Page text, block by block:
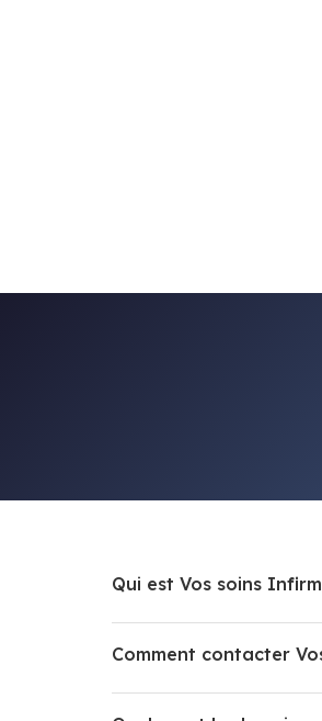
Qui est Vos soins
Comment contacter